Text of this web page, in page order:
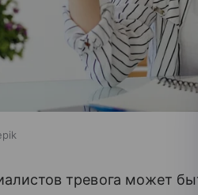
тревога может